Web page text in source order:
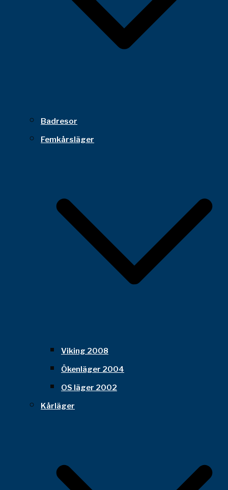
Badresor
Femkårsläger
Viking 2008
Ökenläger 2004
OS läger 2002
Kårläger